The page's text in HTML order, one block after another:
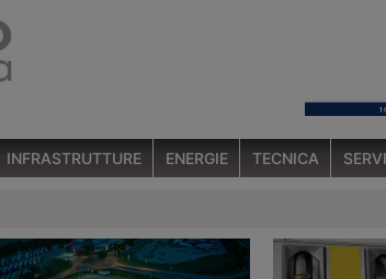
INFRASTRUTTURE ENERGIE TECNICA